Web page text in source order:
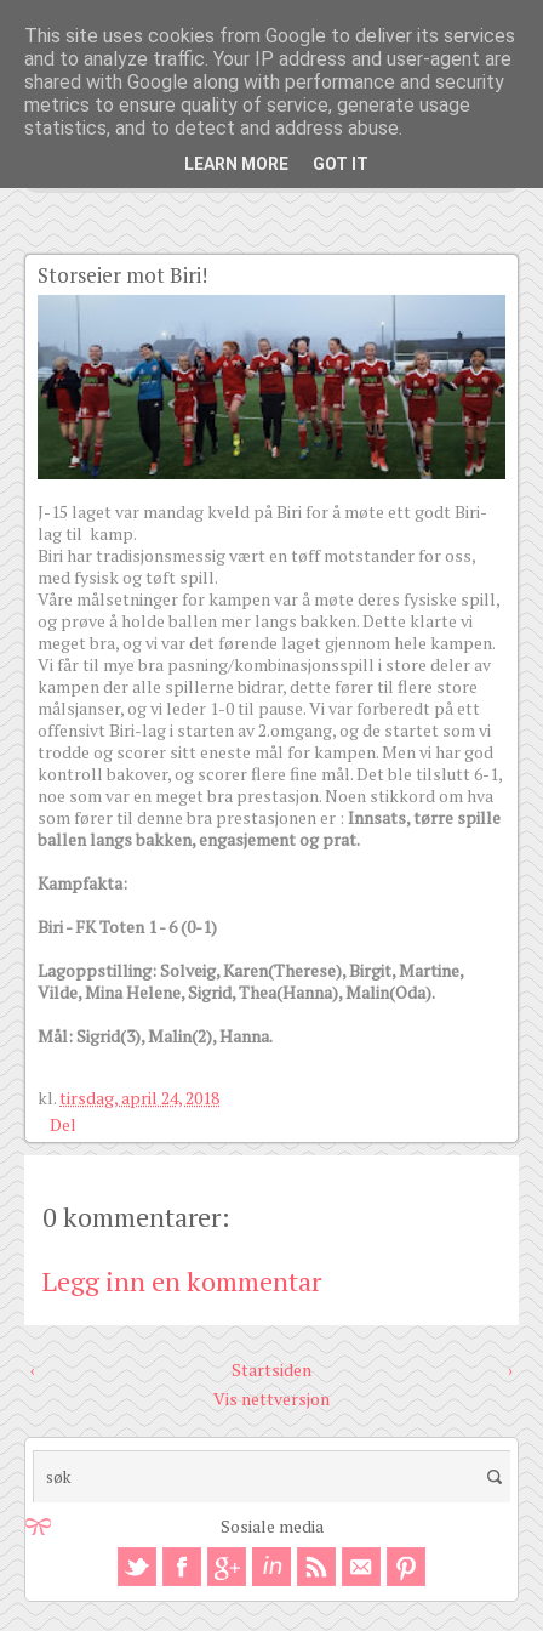
Jenter
Storseier mot Biri!
J-15 laget var mandag kveld på Biri for å møte ett godt Biri-
lag til kamp.
Biri har tradisjonsmessig vært en tøff motstander for oss,
med fysisk og tøft spill.
Våre målsetninger for kampen var å møte deres fysiske spill,
og prøve å holde ballen mer langs bakken. Dette klarte vi
meget bra, og vi var det førende laget gjennom hele kampen.
Vi får til mye bra pasning/kombinasjonsspill i store deler av
kampen der alle spillerne bidrar, dette fører til flere store
målsjanser, og vi leder 1-0 til pause. Vi var forberedt på ett
offensivt Biri-lag i starten av 2.omgang, og de startet som vi
trodde og scorer sitt eneste mål for kampen. Men vi har god
kontroll bakover, og scorer flere fine mål. Det ble tilslutt 6-1,
noe som var en meget bra prestasjon. Noen stikkord om hva
som fører til denne bra prestasjonen er : Innsats, tørre spille
ballen langs bakken, engasjement og prat.
Kampfakta:
Biri - FK Toten 1 - 6 (0-1)
Lagoppstilling: Solveig, Karen(Therese), Birgit, Martine,
Vilde, Mina Helene, Sigrid, Thea(Hanna), Malin(Oda).
Mål: Sigrid(3), Malin(2), Hanna.
kl.tirsdag, april 24, 2018
Del
0 kommentarer:
Legg inn en kommentar
‹ ›
Startsiden
Vis nettversjon
Sosiale media
This site uses cookies from Google to deliver its services
and to analyze traffic. Your IP address and user-agent are
shared with Google along with performance and security
metrics to ensure quality of service, generate usage
statistics, and to detect and address abuse.
LEARN MORE GOT IT